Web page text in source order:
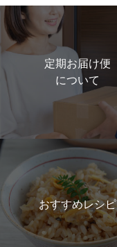
定期お届け便
について
おすすめレシピ